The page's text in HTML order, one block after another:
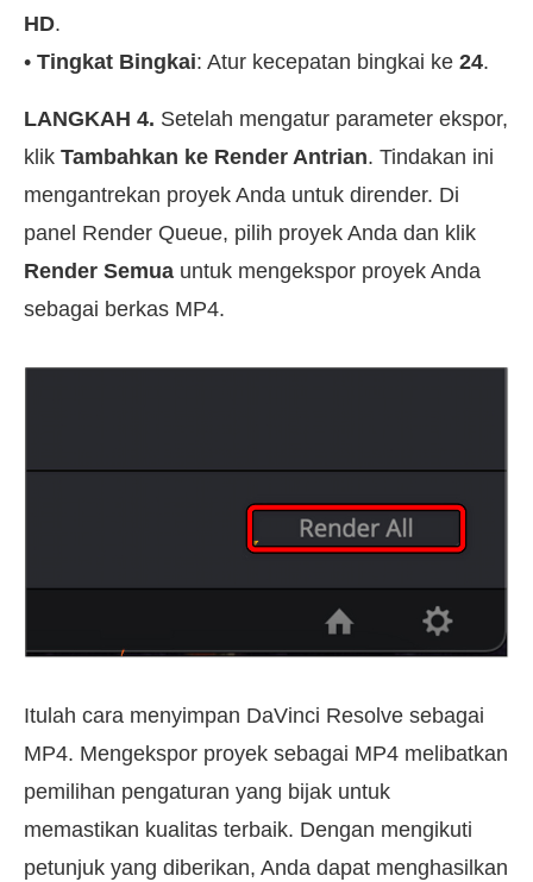
HD.
• Tingkat Bingkai: Atur kecepatan bingkai ke 24.
LANGKAH 4. Setelah mengatur parameter ekspor,
klik Tambahkan ke Render Antrian. Tindakan ini
mengantrekan proyek Anda untuk dirender. Di
panel Render Queue, pilih proyek Anda dan klik
Render Semua untuk mengekspor proyek Anda
sebagai berkas MP4.
Itulah cara menyimpan DaVinci Resolve sebagai
MP4. Mengekspor proyek sebagai MP4 melibatkan
pemilihan pengaturan yang bijak untuk
memastikan kualitas terbaik. Dengan mengikuti
petunjuk yang diberikan, Anda dapat menghasilkan